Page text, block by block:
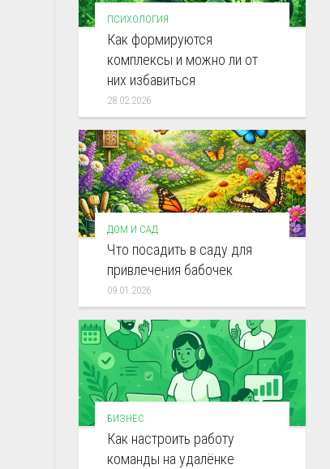
ПСИХОЛОГИЯ
Как формируются
комплексы и можно ли от
них избавиться
28.02.2026
ДОМ И САД
Что посадить в саду для
привлечения бабочек
09.01.2026
БИЗНЕС
Как настроить работу
команды на удалёнке